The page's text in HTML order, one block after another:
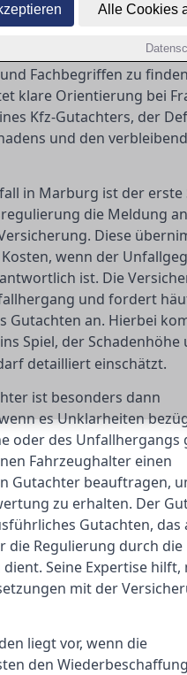
Alle Cookies
geht.
oft vor der
durch den Dschungel
Fachbegriffen zu
klare Orientierung bei
Kfz-Gutachters, der
und den
in Marburg ist der
die Meldung
Diese
wenn der
ist. Die
und fordert
Gutachten an. Hierbei
ins Spiel, der Schadenhöhe
detailliert einschätzt.
ist besonders dann
es Unklarheiten
oder des Unfallhergangs
Fahrzeughalter einen
Gutachter beauftragen,
zu erhalten. Der
Gutachten, das
die Regulierung durch die
Seine Expertise hilft,
mit der
liegt vor, wenn die
den